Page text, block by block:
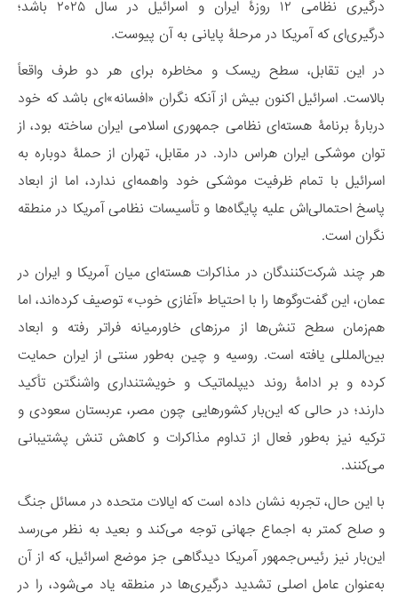
درگیری نظامی ۱۲ روزۀ ایران و اسرائیل در سال ۲۰۲۵ باشد؛
درگیری‌ای که آمریکا در مرحلۀ پایانی به آن پیوست.
در این تقابل، سطح ریسک و مخاطره برای هر دو طرف واقعاً
بالاست. اسرائیل اکنون بیش از آنکه نگران «افسانه»‌ای باشد که خود
دربارۀ برنامۀ هسته‌ای نظامی جمهوری اسلامی ایران ساخته بود، از
توان موشکی ایران هراس دارد. در مقابل، تهران از حملۀ دوباره به
اسرائیل با تمام ظرفیت موشکی خود واهمه‌ای ندارد، اما از ابعاد
پاسخ احتمالی‌اش علیه پایگاه‌ها و تأسیسات نظامی آمریکا در منطقه
نگران است.
هر چند شرکت‌کنندگان در مذاکرات هسته‌ای میان آمریکا و ایران در
عمان، این گفت‌وگوها را با احتیاط «آغازی خوب» توصیف کرده‌اند، اما
هم‌زمان سطح تنش‌ها از مرزهای خاورمیانه فراتر رفته و ابعاد
بین‌المللی یافته است. روسیه و چین به‌طور سنتی از ایران حمایت
کرده و بر ادامۀ روند دیپلماتیک و خویشتنداری واشنگتن تأکید
دارند؛ در حالی که این‌بار کشورهایی چون مصر، عربستان سعودی و
ترکیه نیز به‌طور فعال از تداوم مذاکرات و کاهش تنش پشتیبانی
می‌کنند.
با این حال، تجربه نشان داده است که ایالات متحده در مسائل جنگ
و صلح کمتر به اجماع جهانی توجه می‌کند و بعید به نظر می‌رسد
این‌بار نیز رئیس‌جمهور آمریکا دیدگاهی جز موضع اسرائیل، که از آن
به‌عنوان عامل اصلی تشدید درگیری‌ها در منطقه یاد می‌شود، را در